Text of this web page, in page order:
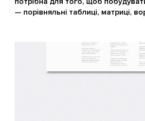
— порівняльні таблиці, матриці,